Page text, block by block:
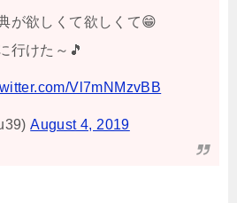
が欲しくて欲しくて😁
行けた～🎵
Vl7mNMzvBB
August 4, 2019